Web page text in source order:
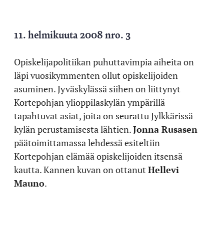
11. helmikuuta 2008 nro. 3
Opiskelijapolitiikan puhuttavimpia aiheita on
läpi vuosikymmenten ollut opiskelijoiden
asuminen. Jyväskylässä siihen on liittynyt
Kortepohjan ylioppilaskylän ympärillä
tapahtuvat asiat, joita on seurattu Jylkkärissä
kylän perustamisesta lähtien.Jonna Rusasen
päätoimittamassa lehdessä esiteltiin
Kortepohjan elämää opiskelijoiden itsensä
kautta. Kannen kuvan on ottanut Hellevi
Mauno.